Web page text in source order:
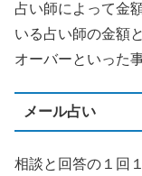
占い師によって金
いる占い師の金額
オーバーといった
メール占い
相談と回答の１回